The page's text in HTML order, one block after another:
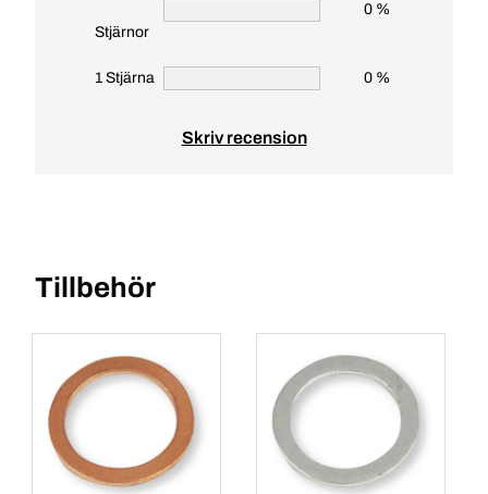
Stjärnor
0 %
1 Stjärna 0 %
Skriv recension
Tillbehör